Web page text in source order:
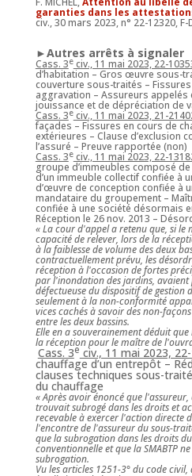
garanties dans les
civ., 30 mars 2023, n° 22-12320, F-
►Autres arrêts à signaler
Cass. 3eciv., 11 mai 2023, 22-
d’habitation – Gros œuvre sous-
couverture sous-traités –
aggravation – Assureurs appelés
jouissance et de dépréciation de
Cass. 3eciv., 11 mai 2023, 21-
façades – Fissures en cours de
extérieures – Clause d’exclusion
l’assuré – Preuve rapportée (non)
Cass. 3eciv., 11 mai 2023, 22-
groupe d’immeubles composé
d’un immeuble collectif confiée à
d’œuvre de conception confiée à
mandataire du groupement –
confiée à une société désormais
Réception le 26 nov. 2013 –
« La cour d'appel a retenu que, si
capacité de relever, lors de la
à la faiblesse de volume des deux
contractuellement prévu, les
réception à l'occasion de fortes
par l'inondation des jardins,
défectueuse du dispositif de gestion
seulement à la non-conformité
vices cachés à savoir des non-
entre les deux bassins.
Elle en a souverainement déduit
la réception pour le maître de
Cass. 3e civ., 11 mai 2023,
chauffage d’un entrepôt –
clauses techniques sous-
du chauffage
« Après avoir énoncé que
trouvait subrogé dans les droits et
recevable à exercer l'action directe
l'encontre de l'assureur du sous-
que la subrogation dans les droits
conventionnelle et que la SMABTP
subrogation.
Vu les articles 1251-3° du code